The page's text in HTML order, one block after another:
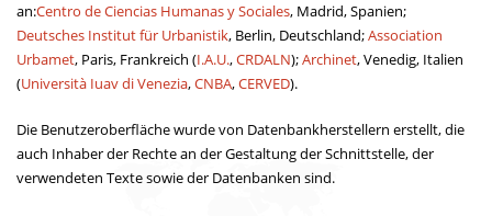
an:Centro de Ciencias Humanas y Sociales, Madrid, Spanien;
Deutsches Institut für Urbanistik, Berlin, Deutschland;Association
Urbamet, Paris, Frankreich (I.A.U.,CRDALN);Archinet, Venedig, Italien
(Università Iuav di Venezia,CNBA,CERVED).
Die Benutzeroberfläche wurde von Datenbankherstellern erstellt, die
auch Inhaber der Rechte an der Gestaltung der Schnittstelle, der
verwendeten Texte sowie der Datenbanken sind.